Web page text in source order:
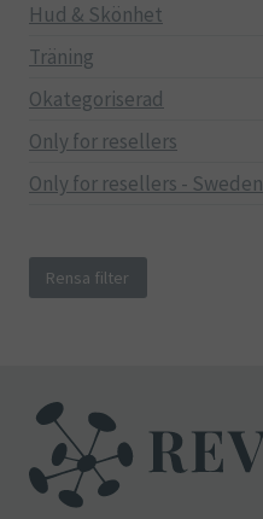
Hud & Skönhet
Träning
Okategoriserad
Only for resellers
Only for resellers - Sweden
Rensa filter